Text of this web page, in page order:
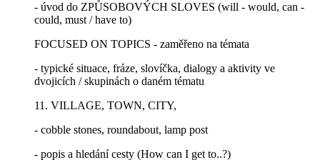
- úvod do ZPŮSOBOVÝCH SLOVES (will - would, can -
could, must / have to)
FOCUSED ON TOPICS - zaměřeno na témata
- typické situace, fráze, slovíčka, dialogy a aktivity ve
dvojicích / skupinách o daném tématu
11. VILLAGE, TOWN, CITY,
- cobble stones, roundabout, lamp post
- popis a hledání cesty (How can I get to..?)